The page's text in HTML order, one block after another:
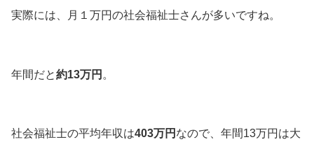
実際には、月１万円の社会福祉士さんが多いですね。
年間だと約13万円 。
社会福祉士の平均年収は403万円 なので、年間13万円は大